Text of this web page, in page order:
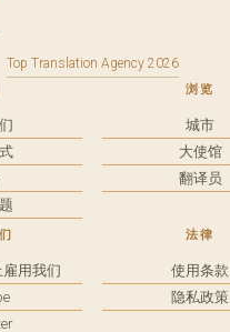
Top Translation Agency 2026
浏览
城市
大使馆
翻译员
雇用我们
法律
使用条款
隐私政策